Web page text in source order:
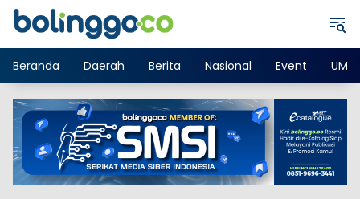
Langsung
Beranda
Daerah Berita Nasional Event